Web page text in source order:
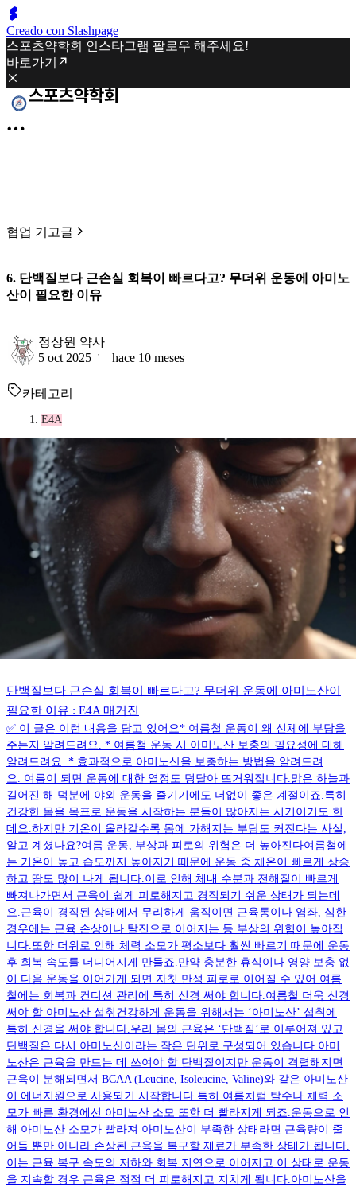
Creado con Slashpage
스포츠약학회 인스타그램 팔로우 해주세요!
바로가기
협업 기고글
6. 단백질보다 근손실 회복이 빠르다고? 무더위 운동에 아미노
산이 필요한 이유
정상원 약사
5 oct 2025
hace 10 meses
카테고리
E4A
단백질보다 근손실 회복이 빠르다고? 무더위 운동에 아미노산이
필요한 이유 : E4A 매거진
✅ 이 글은 이런 내용을 담고 있어요* 여름철 운동이 왜 신체에 부담을
주는지 알려드려요. * 여름철 운동 시 아미노산 보충의 필요성에 대해
알려드려요. * 효과적으로 아미노산을 보충하는 방법을 알려드려
요. 여름이 되면 운동에 대한 열정도 덩달아 뜨거워집니다.맑은 하늘과
길어진 해 덕분에 야외 운동을 즐기기에도 더없이 좋은 계절이죠.특히
건강한 몸을 목표로 운동을 시작하는 분들이 많아지는 시기이기도 한
데요.하지만 기온이 올라갈수록 몸에 가해지는 부담도 커진다는 사실,
알고 계셨나요?여름 운동, 부상과 피로의 위험은 더 높아진다여름철에
는 기온이 높고 습도까지 높아지기 때문에 운동 중 체온이 빠르게 상승
하고 땀도 많이 나게 됩니다.이로 인해 체내 수분과 전해질이 빠르게
빠져나가면서 근육이 쉽게 피로해지고 경직되기 쉬운 상태가 되는데
요.근육이 경직된 상태에서 무리하게 움직이면 근육통이나 염좌, 심한
경우에는 근육 손상이나 탈진으로 이어지는 등 부상의 위험이 높아집
니다.또한 더위로 인해 체력 소모가 평소보다 훨씬 빠르기 때문에 운동
후 회복 속도를 더디어지게 만들죠.만약 충분한 휴식이나 영양 보충 없
이 다음 운동을 이어가게 되면 자칫 만성 피로로 이어질 수 있어 여름
철에는 회복과 컨디션 관리에 특히 신경 써야 합니다.여름철 더욱 신경
써야 할 아미노산 섭취건강하게 운동을 위해서는 ‘아미노산’ 섭취에
특히 신경을 써야 합니다.우리 몸의 근육은 ‘단백질’로 이루어져 있고
단백질은 다시 아미노산이라는 작은 단위로 구성되어 있습니다.아미
노산은 근육을 만드는 데 쓰여야 할 단백질이지만 운동이 격렬해지면
근육이 분해되면서 BCAA (Leucine, Isoleucine, Valine)와 같은 아미노산
이 에너지원으로 사용되기 시작합니다.특히 여름처럼 탈수나 체력 소
모가 빠른 환경에선 아미노산 소모 또한 더 빨라지게 되죠.운동으로 인
해 아미노산 소모가 빨라져 아미노산이 부족한 상태라면 근육량이 줄
어들 뿐만 아니라 손상된 근육을 복구할 재료가 부족한 상태가 됩니다.
이는 근육 복구 속도의 저하와 회복 지연으로 이어지고 이 상태로 운동
을 지속할 경우 근육은 점점 더 피로해지고 지치게 됩니다.아미노산을